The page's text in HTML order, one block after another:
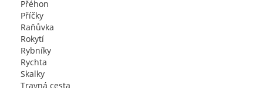
Přéhon
Příčky
Raňůvka
Rokytí
Rybníky
Rychta
Skalky
Travná cesta